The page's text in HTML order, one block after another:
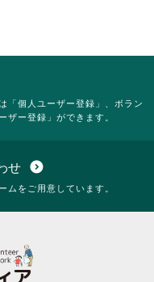
「個人ユーザー登録」、ボラン
ザー登録」ができます。
せ expand_circle_down
ムをご用意しています。